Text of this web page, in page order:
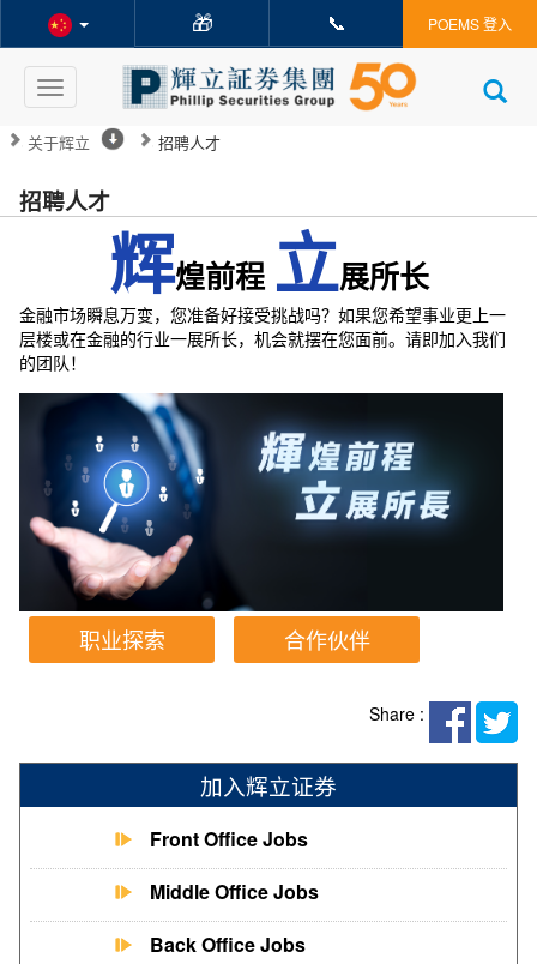
🎁 📞 POEMS 登入
Toggle
navigation
关于辉立 招聘人才
招聘人才
辉煌前程 立展所长
金融市场瞬息万变，您准备好接受挑战吗？如果您希望事业更上一
层楼或在金融的行业一展所长，机会就摆在您面前。请即加入我们
的团队！
职业探索 合作伙伴
Share :
加入辉立证券
Front Office Jobs
Middle Office Jobs
Back Office Jobs